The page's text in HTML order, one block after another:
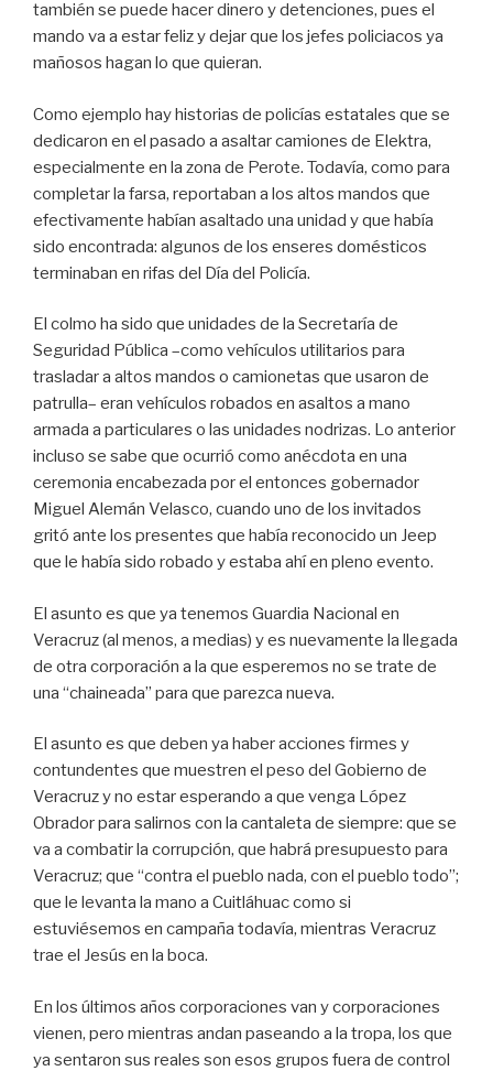
también se puede hacer dinero y detenciones, pues el
mando va a estar feliz y dejar que los jefes policiacos ya
mañosos hagan lo que quieran.
Como ejemplo hay historias de policías estatales que se
dedicaron en el pasado a asaltar camiones de Elektra,
especialmente en la zona de Perote. Todavía, como para
completar la farsa, reportaban a los altos mandos que
efectivamente habían asaltado una unidad y que había
sido encontrada: algunos de los enseres domésticos
terminaban en rifas del Día del Policía.
El colmo ha sido que unidades de la Secretaría de
Seguridad Pública –como vehículos utilitarios para
trasladar a altos mandos o camionetas que usaron de
patrulla– eran vehículos robados en asaltos a mano
armada a particulares o las unidades nodrizas. Lo anterior
incluso se sabe que ocurrió como anécdota en una
ceremonia encabezada por el entonces gobernador
Miguel Alemán Velasco, cuando uno de los invitados
gritó ante los presentes que había reconocido un Jeep
que le había sido robado y estaba ahí en pleno evento.
El asunto es que ya tenemos Guardia Nacional en
Veracruz (al menos, a medias) y es nuevamente la llegada
de otra corporación a la que esperemos no se trate de
una “chaineada” para que parezca nueva.
El asunto es que deben ya haber acciones firmes y
contundentes que muestren el peso del Gobierno de
Veracruz y no estar esperando a que venga López
Obrador para salirnos con la cantaleta de siempre: que se
va a combatir la corrupción, que habrá presupuesto para
Veracruz; que “contra el pueblo nada, con el pueblo todo”;
que le levanta la mano a Cuitláhuac como si
estuviésemos en campaña todavía, mientras Veracruz
trae el Jesús en la boca.
En los últimos años corporaciones van y corporaciones
vienen, pero mientras andan paseando a la tropa, los que
ya sentaron sus reales son esos grupos fuera de control